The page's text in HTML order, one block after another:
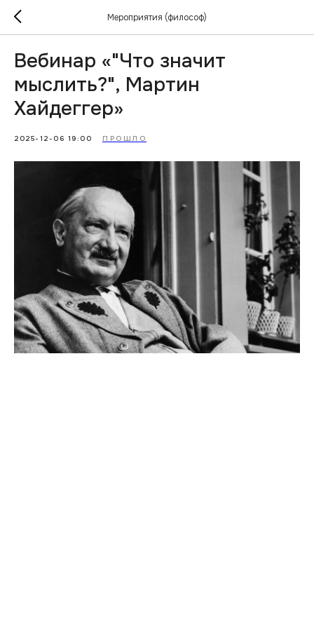
Мероприятия (философ)
Вебинар «"Что значит
мыслить?", Мартин
Хайдеггер»
2025-12-06 19:00 ПРОШЛО